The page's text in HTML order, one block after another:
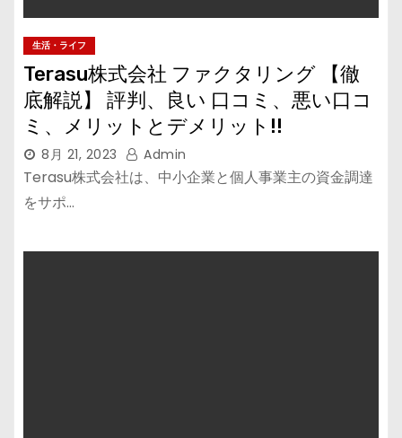
生活・ライフ
Terasu株式会社 ファクタリング 【徹
底解説】 評判、良い 口コミ、悪い口コ
ミ、メリットとデメリット!!
8月 21, 2023 Admin
Terasu株式会社は、中小企業と個人事業主の資金調達
をサポ…